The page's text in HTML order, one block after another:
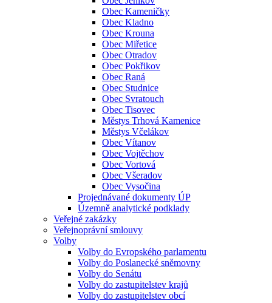
Obec Kameničky
Obec Kladno
Obec Krouna
Obec Miřetice
Obec Otradov
Obec Pokřikov
Obec Raná
Obec Studnice
Obec Svratouch
Obec Tisovec
Městys Trhová Kamenice
Městys Včelákov
Obec Vítanov
Obec Vojtěchov
Obec Vortová
Obec Všeradov
Obec Vysočina
Projednávané dokumenty ÚP
Územně analytické podklady
Veřejné zakázky
Veřejnoprávní smlouvy
Volby
Volby do Evropského parlamentu
Volby do Poslanecké sněmovny
Volby do Senátu
Volby do zastupitelstev krajů
Volby do zastupitelstev obcí